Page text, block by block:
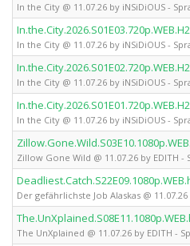
In the City @ 11.07.26 by iNSiDiOUS -
In the City @ 11.07.26 by iNSiDiOUS -
In the City @ 11.07.26 by iNSiDiOUS -
In the City @ 11.07.26 by iNSiDiOUS -
Zillow Gone Wild @ 11.07.26 by EDITH -
Der gefährlichste Job Alaskas @
The UnXplained @ 11.07.26 by EDITH -